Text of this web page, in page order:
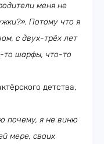
меня не
Потому что я
с двух-трёх лет
то шарфы, что-то
детства,
почему, я не виню
мере, своих